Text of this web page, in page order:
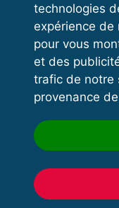
technologies
expérience de
pour vous
et des
trafic de notre
provenance
© 2020